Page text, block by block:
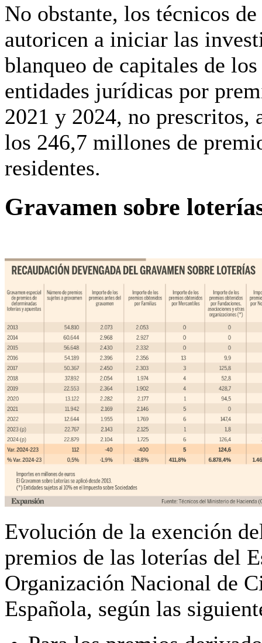
No obstante, los técnicos
autoricen a iniciar las
blanqueo de capitales de
entidades jurídicas por
2021 y 2024, no prescritos,
los 246,7 millones de
residentes.
Gravamen sobre
Evolución de la exención
premios de las loterías del
Organización Nacional de
Española, según las